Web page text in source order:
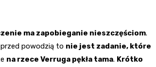
ma zapobieganie nieszczęściom.
powodzią to nie jest zadanie, które
na rzece Verruga pękła tama. Krótko